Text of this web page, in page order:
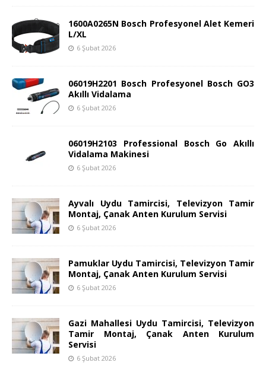
1600A0265N Bosch Profesyonel Alet Kemeri
L/XL
6 Şubat 2026
06019H2201 Bosch Profesyonel Bosch GO3
Akıllı Vidalama
6 Şubat 2026
06019H2103 Professional Bosch Go Akıllı
Vidalama Makinesi
6 Şubat 2026
Ayvalı Uydu Tamircisi, Televizyon Tamir
Montaj, Çanak Anten Kurulum Servisi
6 Şubat 2026
Pamuklar Uydu Tamircisi, Televizyon Tamir
Montaj, Çanak Anten Kurulum Servisi
6 Şubat 2026
Gazi Mahallesi Uydu Tamircisi, Televizyon
Tamir Montaj, Çanak Anten Kurulum
Servisi
6 Şubat 2026